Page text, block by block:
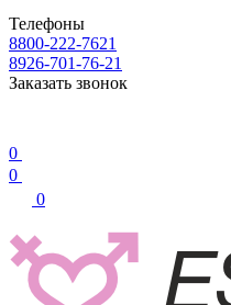
Телефоны
8800-222-7621
8926-701-76-21
Заказать звонок
0
0
0